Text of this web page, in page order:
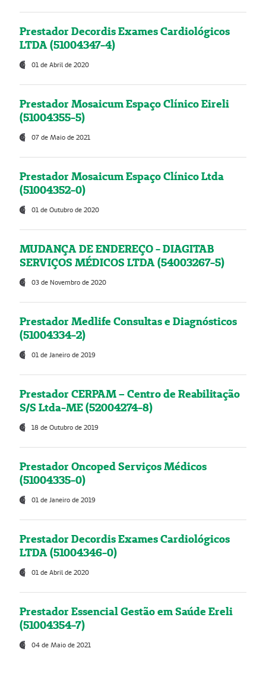
Prestador Decordis Exames Cardiológicos
LTDA (51004347-4)
01 de Abril de 2020
Prestador Mosaicum Espaço Clínico Eireli
(51004355-5)
07 de Maio de 2021
Prestador Mosaicum Espaço Clínico Ltda
(51004352-0)
01 de Outubro de 2020
MUDANÇA DE ENDEREÇO - DIAGITAB
SERVIÇOS MÉDICOS LTDA (54003267-5)
03 de Novembro de 2020
Prestador Medlife Consultas e Diagnósticos
(51004334-2)
01 de Janeiro de 2019
Prestador CERPAM – Centro de Reabilitação
S/S Ltda-ME (52004274-8)
18 de Outubro de 2019
Prestador Oncoped Serviços Médicos
(51004335-0)
01 de Janeiro de 2019
Prestador Decordis Exames Cardiológicos
LTDA (51004346-0)
01 de Abril de 2020
Prestador Essencial Gestão em Saúde Ereli
(51004354-7)
04 de Maio de 2021